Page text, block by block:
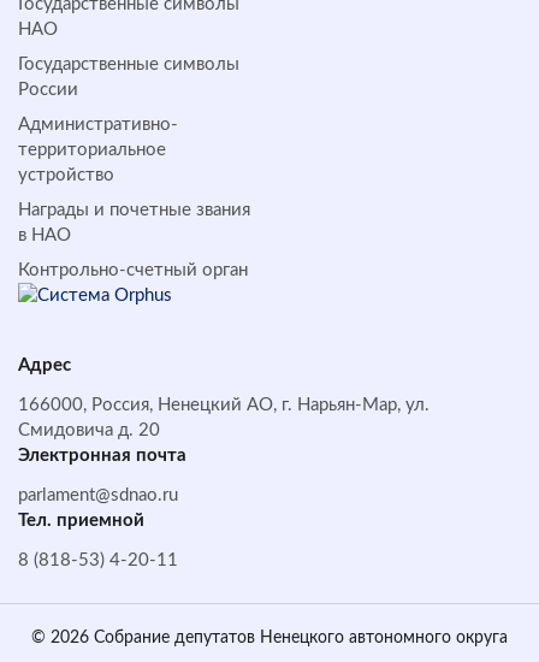
Государственные символы
НАО
Государственные символы
России
Административно-
территориальное
устройство
Награды и почетные звания
в НАО
Контрольно-счетный орган
Адрес
166000, Россия, Ненецкий АО, г. Нарьян-Мар, ул.
Смидовича д. 20
Электронная почта
parlament@sdnao.ru
Тел. приемной
8 (818-53) 4-20-11
© 2026 Собрание депутатов Ненецкого автономного округа